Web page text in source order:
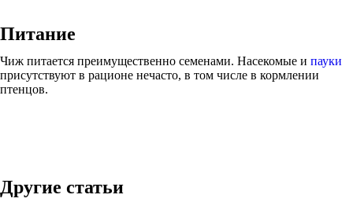
Питание
Чиж питается преимущественно семенами. Насекомые и пауки
присутствуют в рационе нечасто, в том числе в кормлении
птенцов.
Другие статьи